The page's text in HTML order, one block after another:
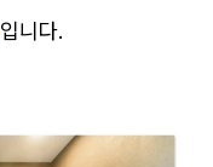
입니다.